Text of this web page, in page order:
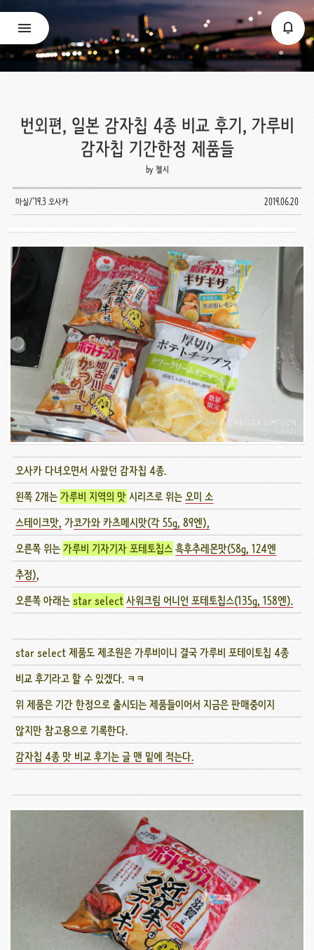
번외편, 일본 감자칩 4종 비교 후기, 가루비
감자칩 기간한정 제품들
by 첼시
마실/'19.3 오사카 2019.06.20
오사카 다녀오면서 사왔던 감자칩 4종.
왼쪽 2개는가루비 지역의 맛시리즈로 위는오미 소
스테이크맛, 가코가와 카츠메시맛(각 55g, 89엔),
오른쪽 위는가루비 기자기자 포테토칩스 흑후추레몬맛(58g, 124엔
추정),
오른쪽 아래는star select 사워크림 어니언 포테토칩스(135g, 158엔).
star select 제품도 제조원은 가루비이니 결국 가루비 포테이토칩 4종
비교 후기라고 할 수 있겠다. ㅋㅋ
위 제품은 기간 한정으로 출시되는 제품들이어서 지금은 판매중이지
않지만 참고용으로 기록한다.
감자칩 4종 맛 비교 후기는 글 맨 밑에 적는다.